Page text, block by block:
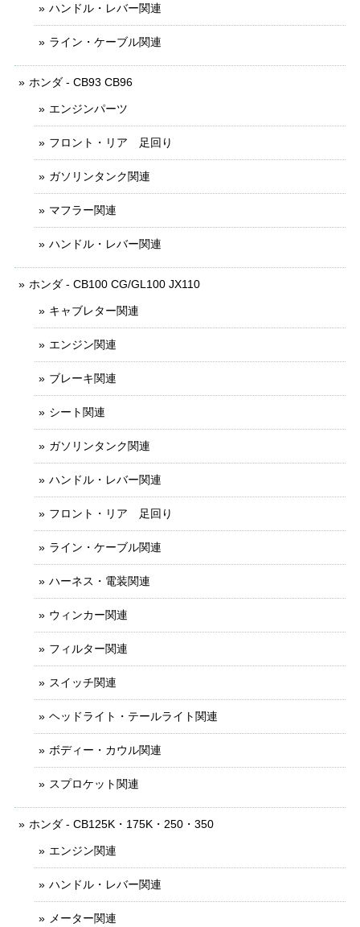
ハンドル・レバー関連
ライン・ケーブル関連
ホンダ - CB93 CB96
エンジンパーツ
フロント・リア 足回り
ガソリンタンク関連
マフラー関連
ハンドル・レバー関連
ホンダ - CB100 CG/GL100 JX110
キャブレター関連
エンジン関連
ブレーキ関連
シート関連
ガソリンタンク関連
ハンドル・レバー関連
フロント・リア 足回り
ライン・ケーブル関連
ハーネス・電装関連
ウィンカー関連
フィルター関連
スイッチ関連
ヘッドライト・テールライト関連
ボディー・カウル関連
スプロケット関連
ホンダ - CB125K・175K・250・350
エンジン関連
ハンドル・レバー関連
メーター関連